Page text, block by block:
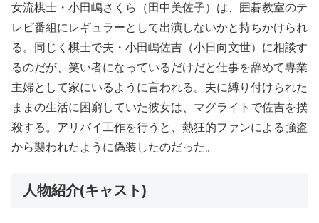
女流棋士・小田嶋さくら（田中美佐子）は、囲碁教室のテ
レビ番組にレギュラーとして出演しないかと持ちかけられ
る。同じく棋士で夫・小田嶋佐吉（小日向文世）に相談す
るのだが、笑い者になっているだけだと仕事を辞めて専業
主婦として家にいるように言われる。夫に縛り付けられた
ままの生活に困窮していた彼女は、マグライトで佐吉を撲
殺する。アリバイ工作を行うと、熱狂的ファンによる強盗
から襲われたように偽装したのだった。
人物紹介(キャスト)